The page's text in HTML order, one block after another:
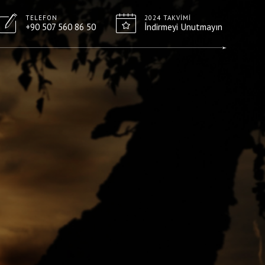
2024 TAKVIMI
İndirmeyi Unutmayın
TELEFON
+90 507 560 86 50